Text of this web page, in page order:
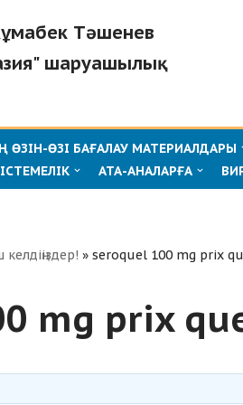
Тәшенев
шаруашылық
ӨЗІ БАҒАЛАУ МАТЕРИАЛДАРЫ
АТА-АНАЛАРҒА
келдіңіздер! » seroquel 100 mg prix
mg prix